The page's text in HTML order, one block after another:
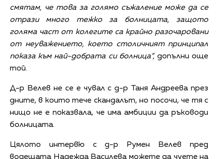
смятам, че това за голямо съжаление може да се
отрази много тежко за болницата, защото
голяма част от колегите са крайно разочаровани
от неуважението, което столичният принципал
показа към най-добрата си болница“, допълни още
той.
Д-р Велев не се е чувал с д-р Таня Андреева през
дните, в които тече скандалът, но посочи, че тя с
нищо не е показвала, че има амбиции да ръководи
болницата.
Цялото интервю с д-р Румен Велев пред
водещата Надежда Василева можете да чуете на